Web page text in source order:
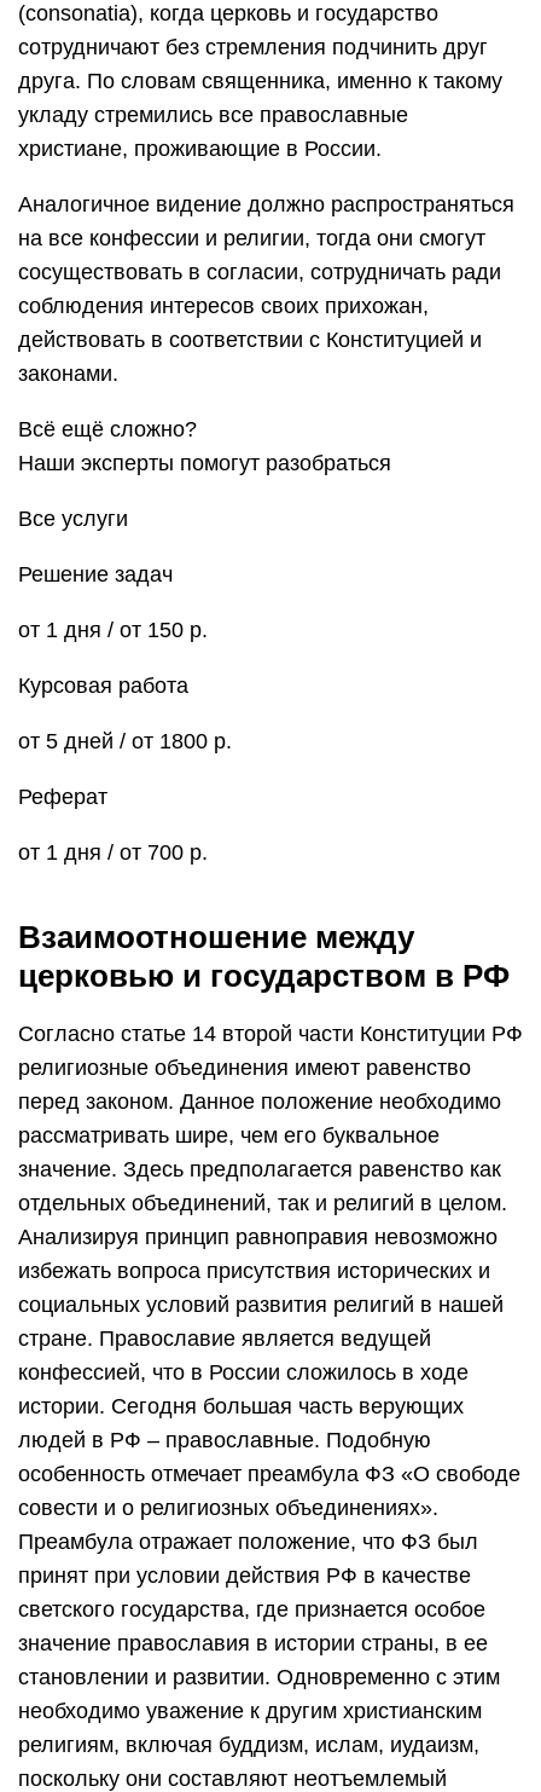
(consonatia), когда церковь и государство
сотрудничают без стремления подчинить друг
друга. По словам священника, именно к такому
укладу стремились все православные
христиане, проживающие в России.
Аналогичное видение должно распространяться
на все конфессии и религии, тогда они смогут
сосуществовать в согласии, сотрудничать ради
соблюдения интересов своих прихожан,
действовать в соответствии с Конституцией и
законами.
Всё ещё сложно?
Наши эксперты помогут разобраться
Все услуги
Решение задач
от 1 дня / от 150 р.
Курсовая работа
от 5 дней / от 1800 р.
Реферат
от 1 дня / от 700 р.
Взаимоотношение между
церковью и государством в РФ
Согласно статье 14 второй части Конституции РФ
религиозные объединения имеют равенство
перед законом. Данное положение необходимо
рассматривать шире, чем его буквальное
значение. Здесь предполагается равенство как
отдельных объединений, так и религий в целом.
Анализируя принцип равноправия невозможно
избежать вопроса присутствия исторических и
социальных условий развития религий в нашей
стране. Православие является ведущей
конфессией, что в России сложилось в ходе
истории. Сегодня большая часть верующих
людей в РФ – православные. Подобную
особенность отмечает преамбула ФЗ «О свободе
совести и о религиозных объединениях».
Преамбула отражает положение, что ФЗ был
принят при условии действия РФ в качестве
светского государства, где признается особое
значение православия в истории страны, в ее
становлении и развитии. Одновременно с этим
необходимо уважение к другим христианским
религиям, включая буддизм, ислам, иудаизм,
поскольку они составляют неотъемлемый